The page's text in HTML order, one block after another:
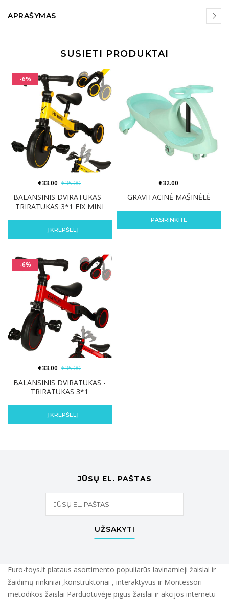
APRAŠYMAS
SUSIETI PRODUKTAI
-6%
BALANSINIS DVIRATUKAS -
TRIRATUKAS 3*1 FIX MINI
€33.00 €35.00
Į KREPŠELĮ
GRAVITACINĖ MAŠINĖLĖ
€32.00
PASIRINKITE
-6%
BALANSINIS DVIRATUKAS -
TRIRATUKAS 3*1
€33.00 €35.00
Į KREPŠELĮ
JŪSŲ EL. PAŠTAS
UŽSAKYTI
Euro-toys.lt plataus asortimento populiarūs lavinamieji žaislai ir
žaidimų rinkiniai ,konstruktoriai , interaktyvūs ir Montessori
metodikos žaislai Parduotuvėje pigūs žaislai ir akcijos internetu